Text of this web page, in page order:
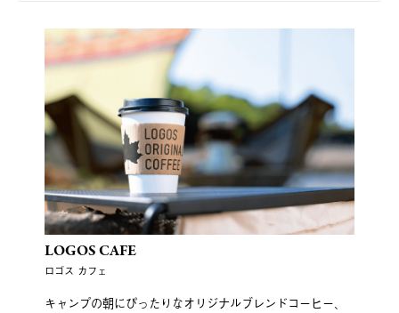
LOGOS CAFE
ロゴス カフェ
キャンプの朝にぴったりなオリジナルブレンドコーヒー、